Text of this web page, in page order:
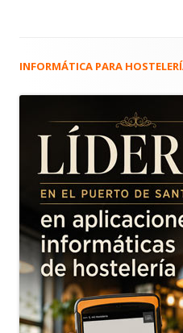
Barra
principal
INFORMÁTICA PARA